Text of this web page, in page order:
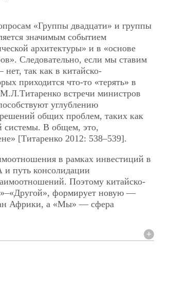
«Группы двадцати» и группы
значимым событием
архитектуры» и в «основе
Следовательно, если мы ставим
так как в китайско-
приходится что-то «терять» в
встречи министров
углублению
общих проблем, таких как
системы. В общем, это,
[Титаренко 2012: 538–539].
в рамках инвестиций в
путь консолидации
Поэтому китайско-
формирует новую —
Африки, а «Мы» — сфера